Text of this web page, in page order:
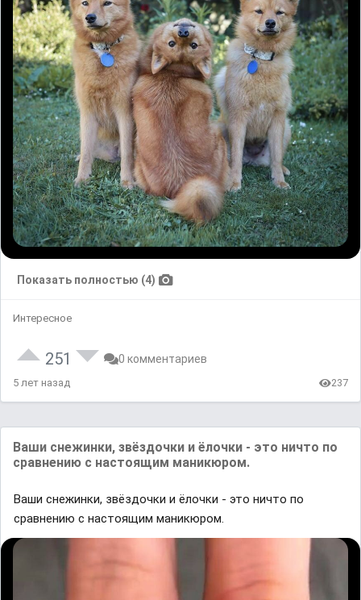
Показать полностью (4)
Интересное
251 0 комментариев
5 лет назад 237
Ваши снежинки, звёздочки и ёлочки - это ничто по
сравнению с настоящим маникюром.
Ваши снежинки, звёздочки и ёлочки - это ничто по
сравнению с настоящим маникюром.